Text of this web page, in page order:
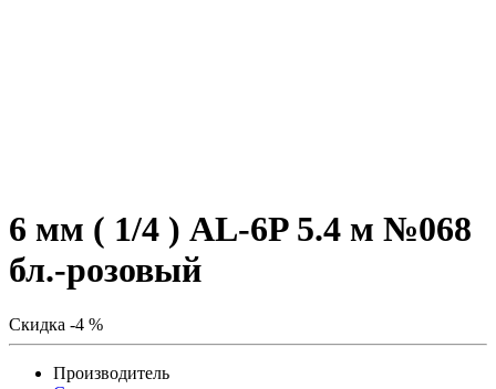
6 мм ( 1/4 ) AL-6P 5.4 м №068
бл.-розовый
Скидка -4 %
Производитель